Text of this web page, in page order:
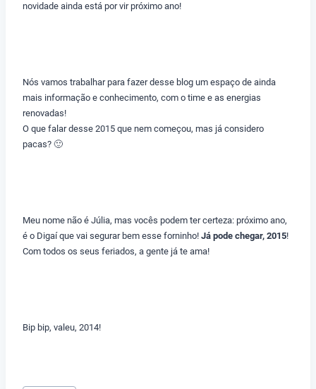
novidade ainda está por vir próximo ano!
Nós vamos trabalhar para fazer desse blog um espaço de ainda
mais informação e conhecimento, com o time e as energias
renovadas!
O que falar desse 2015 que nem começou, mas já considero
pacas? 🙂
Meu nome não é Júlia, mas vocês podem ter certeza: próximo ano,
é o Digaí que vai segurar bem esse forninho! Já pode chegar, 2015!
Com todos os seus feriados, a gente já te ama!
Bip bip, valeu, 2014!